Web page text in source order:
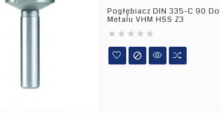
Pogłębiacz DIN 335-C 90 Do
Metalu VHM HSS Z3
    
